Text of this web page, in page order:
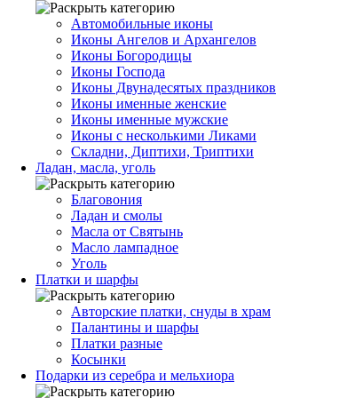
Автомобильные иконы
Иконы Ангелов и Архангелов
Иконы Богородицы
Иконы Господа
Иконы Двунадесятых праздников
Иконы именные женские
Иконы именные мужские
Иконы с несколькими Ликами
Складни, Диптихи, Триптихи
Ладан, масла, уголь
Благовония
Ладан и смолы
Масла от Святынь
Масло лампадное
Уголь
Платки и шарфы
Авторские платки, снуды в храм
Палантины и шарфы
Платки разные
Косынки
Подарки из серебра и мельхиора